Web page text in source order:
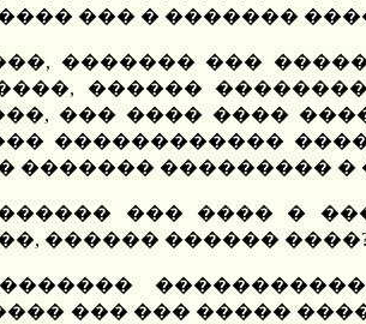
��� � �������
������� ���
������
��� ���� ����
������������
������� ��������� �
��� ���� �
������ ������
��� ��� �����